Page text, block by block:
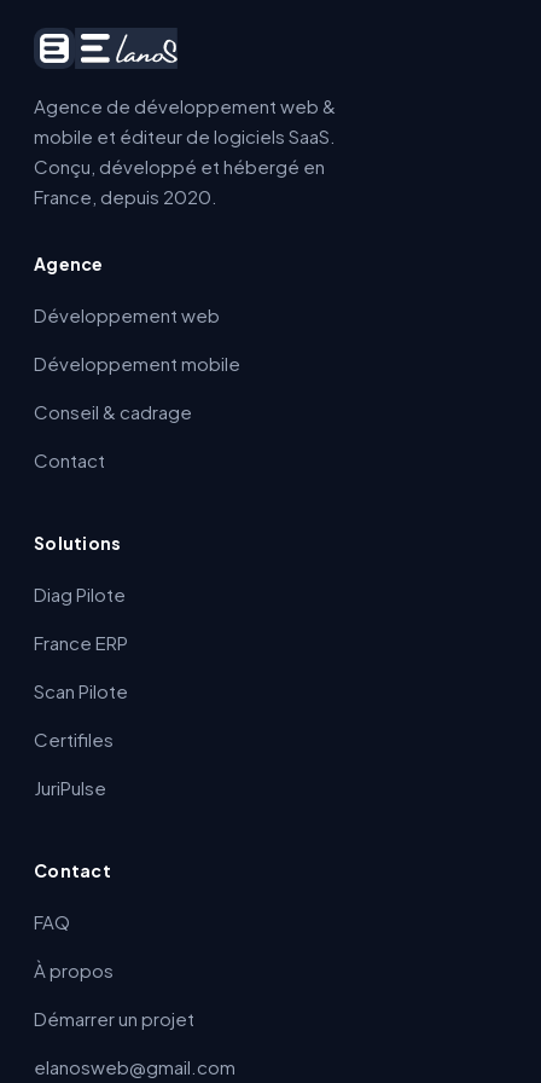
Agence de développement web &
mobile et éditeur de logiciels SaaS.
Conçu, développé et hébergé en
France, depuis 2020.
Agence
Développement web
Développement mobile
Conseil & cadrage
Contact
Solutions
Diag Pilote
France ERP
Scan Pilote
Certifiles
JuriPulse
Contact
FAQ
À propos
Démarrer un projet
elanosweb@gmail.com